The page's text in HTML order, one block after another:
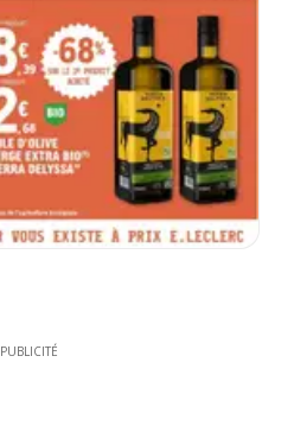
PUBLICITÉ